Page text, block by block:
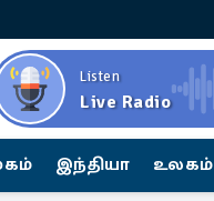
Listen
Live Radio
இந்தியா உலகம்